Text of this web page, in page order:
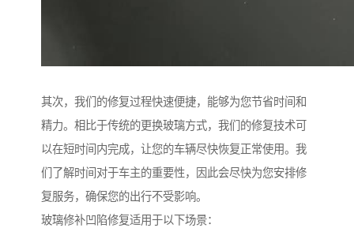
其次，我们的修复过程快速便捷，能够为您节省时间和
精力。相比于传统的更换玻璃方式，我们的修复技术可
以在短时间内完成，让您的车辆尽快恢复正常使用。我
们了解时间对于车主的重要性，因此会尽快为您安排修
复服务，确保您的出行不受影响。
玻璃修补凹陷修复适用于以下场景：